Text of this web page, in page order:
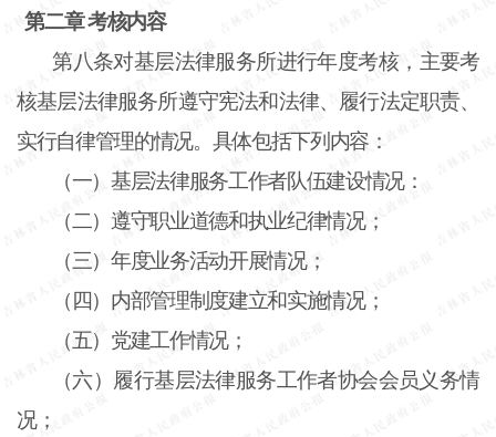
第二章 考核内容
第八条对基层法律服务所进行年度考核，主要考
核基层法律服务所遵守宪法和法律、履行法定职责、
实行自律管理的情况。具体包括下列内容：
（一）基层法律服务工作者队伍建设情况：
（二）遵守职业道德和执业纪律情况；
（三）年度业务活动开展情况；
（四）内部管理制度建立和实施情况；
（五）党建工作情况；
（六）履行基层法律服务工作者协会会员义务情
况；